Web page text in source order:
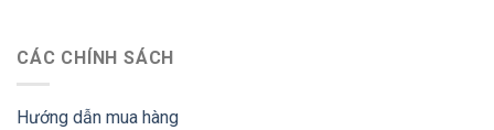
CÁC CHÍNH SÁCH
Hướng dẫn mua hàng